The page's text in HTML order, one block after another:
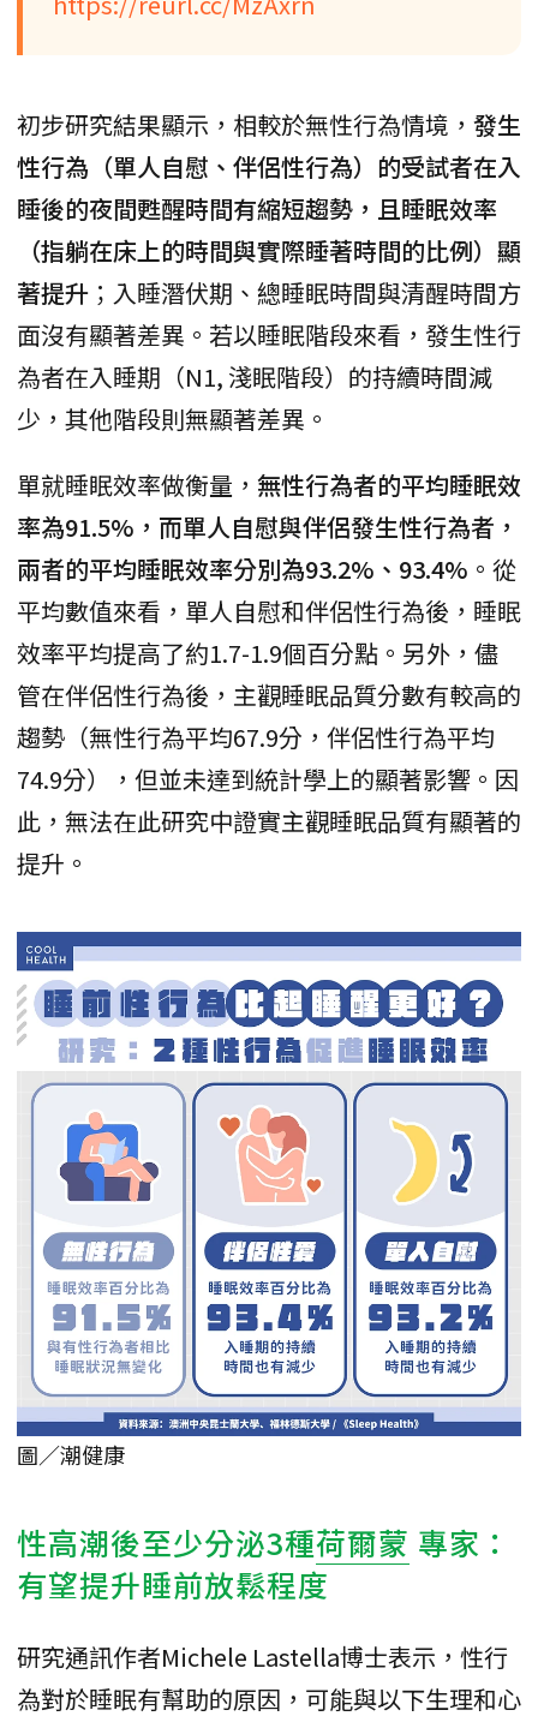
初步研究結果顯示，相較於無性行為情境， 發生
性行為（單人自慰、伴侶性行為）的受試者在入
睡後的夜間甦醒時間有縮短趨勢，且睡眠效率
（指躺在床上的時間與實際睡著時間的比例）顯
著提升 ；入睡潛伏期、總睡眠時間與清醒時間方
面沒有顯著差異。若以睡眠階段來看，發生性行
為者在入睡期（N1, 淺眠階段）的持續時間減
少，其他階段則無顯著差異。
單就睡眠效率做衡量， 無性行為者的平均睡眠效
率為91.5%，而單人自慰與伴侶發生性行為者，
兩者的平均睡眠效率分別為93.2%、93.4% 。從
平均數值來看，單人自慰和伴侶性行為後，睡眠
效率平均提高了約1.7-1.9個百分點。另外，儘
管在伴侶性行為後，主觀睡眠品質分數有較高的
趨勢（無性行為平均67.9分，伴侶性行為平均
74.9分），但並未達到統計學上的顯著影響。因
此，無法在此研究中證實主觀睡眠品質有顯著的
提升。
圖／潮健康
性高潮後至少分泌3種荷爾蒙 專家：
有望提升睡前放鬆程度
研究通訊作者Michele Lastella博士表示，性行
為對於睡眠有幫助的原因，可能與以下生理和心